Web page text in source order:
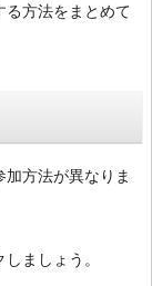
る方法をまとめて
方法が異なりま
ましょう。